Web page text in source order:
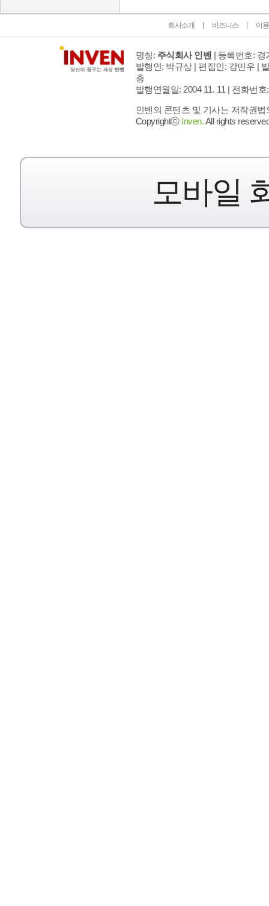
회사소개 비즈니스 이
명칭: 주식회사 인벤 | 등록번호: 경
발행인: 박규상 | 편집인: 강민우 |
층
발행연월일: 2004 11. 11 | 전화번호
인벤의 콘텐츠 및 기사는 저작권
Copyrightⓒ Inven.All rights
모바일